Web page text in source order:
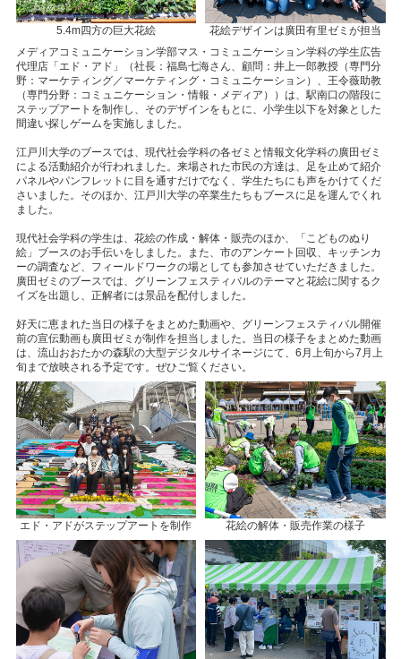
5.4m四方の巨大花絵
花絵デザインは廣田有里ゼミが担当
メディアコミュニケーション学部マス・コミュニケーション学科の学生広告
代理店「エド・アド」（社長：福島七海さん、顧問：井上一郎教授（専門分
野：マーケティング／マーケティング・コミュニケーション）、王令薇助教
（専門分野：コミュニケーション・情報・メディア））は、駅南口の階段に
ステップアートを制作し、そのデザインをもとに、小学生以下を対象とした
間違い探しゲームを実施しました。
江戸川大学のブースでは、現代社会学科の各ゼミと情報文化学科の廣田ゼミ
による活動紹介が行われました。来場された市民の方達は、足を止めて紹介
パネルやパンフレットに目を通すだけでなく、学生たちにも声をかけてくだ
さいました。そのほか、江戸川大学の卒業生たちもブースに足を運んでくれ
ました。
現代社会学科の学生は、花絵の作成・解体・販売のほか、「こどものぬり
絵」ブースのお手伝いをしました。また、市のアンケート回収、キッチンカ
ーの調査など、フィールドワークの場としても参加させていただきました。
廣田ゼミのブースでは、グリーンフェスティバルのテーマと花絵に関するク
イズを出題し、正解者には景品を配付しました。
好天に恵まれた当日の様子をまとめた動画や、グリーンフェスティバル開催
前の宣伝動画も廣田ゼミが制作を担当しました。当日の様子をまとめた動画
は、流山おおたかの森駅の大型デジタルサイネージにて、6月上旬から7月上
旬まで放映される予定です。ぜひご覧ください。
エド・アドがステップアートを制作 花絵の解体・販売作業の様子